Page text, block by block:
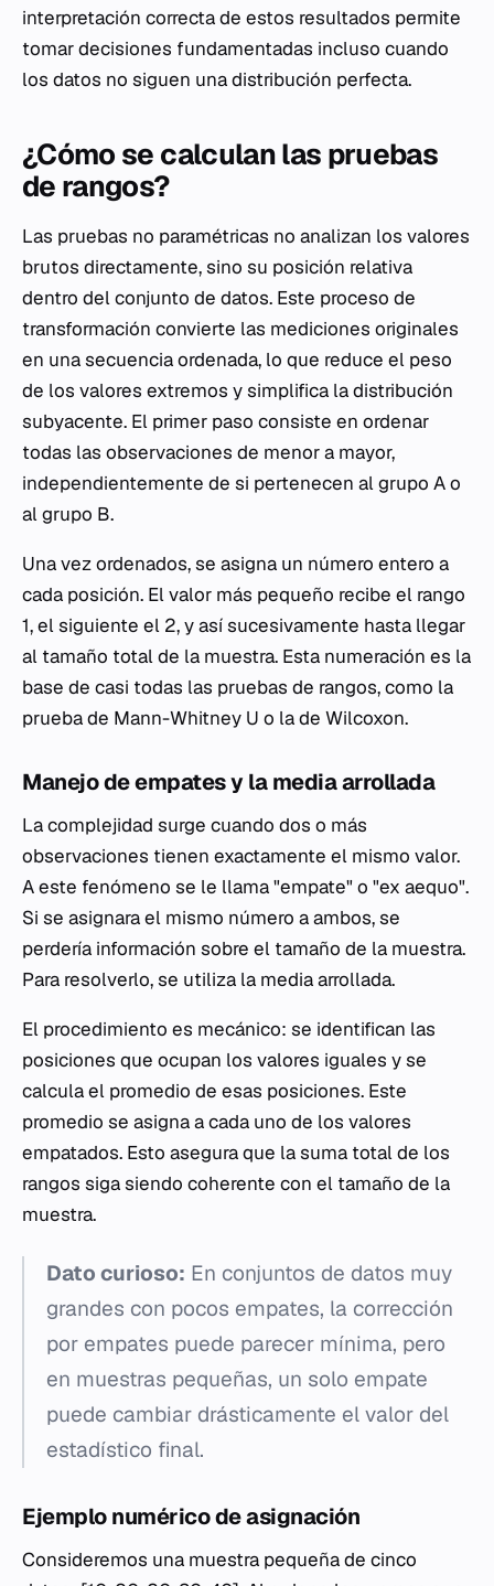
interpretación correcta de estos resultados permite
tomar decisiones fundamentadas incluso cuando
los datos no siguen una distribución perfecta.
¿Cómo se calculan las pruebas
de rangos?
Las pruebas no paramétricas no analizan los valores
brutos directamente, sino su posición relativa
dentro del conjunto de datos. Este proceso de
transformación convierte las mediciones originales
en una secuencia ordenada, lo que reduce el peso
de los valores extremos y simplifica la distribución
subyacente. El primer paso consiste en ordenar
todas las observaciones de menor a mayor,
independientemente de si pertenecen al grupo A o
al grupo B.
Una vez ordenados, se asigna un número entero a
cada posición. El valor más pequeño recibe el rango
1, el siguiente el 2, y así sucesivamente hasta llegar
al tamaño total de la muestra. Esta numeración es la
base de casi todas las pruebas de rangos, como la
prueba de Mann-Whitney U o la de Wilcoxon.
Manejo de empates y la media arrollada
La complejidad surge cuando dos o más
observaciones tienen exactamente el mismo valor.
A este fenómeno se le llama "empate" o "ex aequo".
Si se asignara el mismo número a ambos, se
perdería información sobre el tamaño de la muestra.
Para resolverlo, se utiliza la media arrollada.
El procedimiento es mecánico: se identifican las
posiciones que ocupan los valores iguales y se
calcula el promedio de esas posiciones. Este
promedio se asigna a cada uno de los valores
empatados. Esto asegura que la suma total de los
rangos siga siendo coherente con el tamaño de la
muestra.
Dato curioso: En conjuntos de datos muy
grandes con pocos empates, la corrección
por empates puede parecer mínima, pero
en muestras pequeñas, un solo empate
puede cambiar drásticamente el valor del
estadístico final.
Ejemplo numérico de asignación
Consideremos una muestra pequeña de cinco